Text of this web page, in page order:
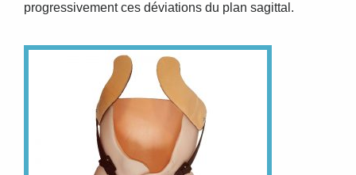
progressivement ces déviations du plan sagittal.